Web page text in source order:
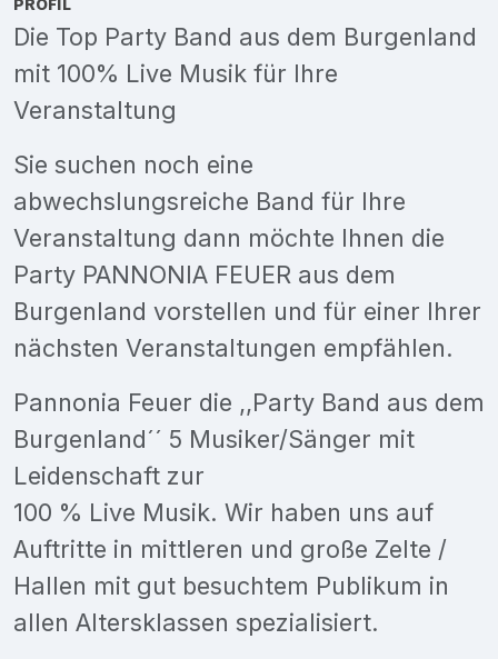
Die Top Party Band aus dem Burgenland
mit 100% Live Musik für Ihre
Veranstaltung
Sie suchen noch eine
abwechslungsreiche Band für Ihre
Veranstaltung dann möchte Ihnen die
Party PANNONIA FEUER aus dem
Burgenland vorstellen und für einer Ihrer
nächsten Veranstaltungen empfählen.
Pannonia Feuer die ,,Party Band aus dem
Burgenland´´ 5 Musiker/Sänger mit
Leidenschaft zur
100 % Live Musik. Wir haben uns auf
Auftritte in mittleren und große Zelte /
Hallen mit gut besuchtem Publikum in
allen Altersklassen spezialisiert.